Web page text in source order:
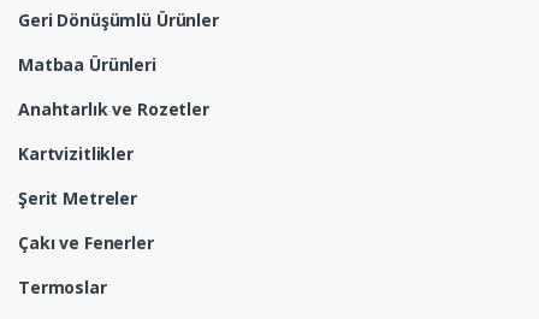
Geri Dönüşümlü Ürünler
Matbaa Ürünleri
Anahtarlık ve Rozetler
Kartvizitlikler
Şerit Metreler
Çakı ve Fenerler
Termoslar